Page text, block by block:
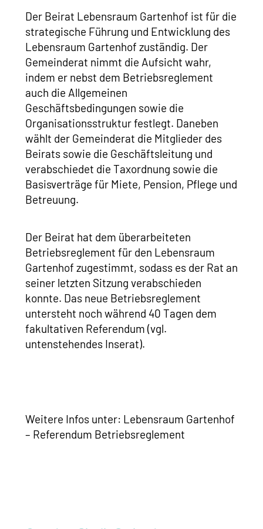
Der Beirat Lebensraum Gartenhof ist für die
strategische Führung und Entwicklung des
Lebensraum Gartenhof zuständig. Der
Gemeinderat nimmt die Aufsicht wahr,
indem er nebst dem Betriebsreglement
auch die Allgemeinen
Geschäftsbedingungen sowie die
Organisationsstruktur festlegt. Daneben
wählt der Gemeinderat die Mitglieder des
Beirats sowie die Geschäftsleitung und
verabschiedet die Taxordnung sowie die
Basisverträge für Miete, Pension, Pflege und
Betreuung.
Der Beirat hat dem überarbeiteten
Betriebsreglement für den Lebensraum
Gartenhof zugestimmt, sodass es der Rat an
seiner letzten Sitzung verabschieden
konnte. Das neue Betriebsreglement
untersteht noch während 40 Tagen dem
fakultativen Referendum (vgl.
untenstehendes Inserat).
Weitere Infos unter: Lebensraum Gartenhof
– Referendum Betriebsreglement